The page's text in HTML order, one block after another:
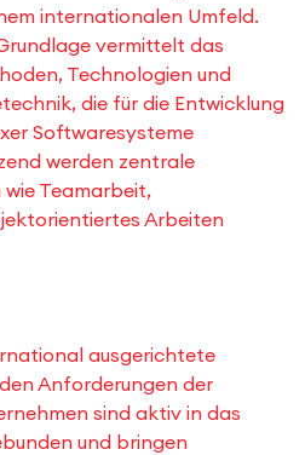
internationalen Umfeld.
vermittelt das
Technologien und
die für die Entwicklung
Softwaresysteme
werden zentrale
Teamarbeit,
Arbeiten
ausgerichtete
Anforderungen der
sind aktiv in das
und bringen